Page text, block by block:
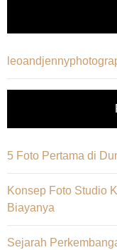
5 Foto Pertama di
Konsep Foto Studio
Biayanya
Sejarah